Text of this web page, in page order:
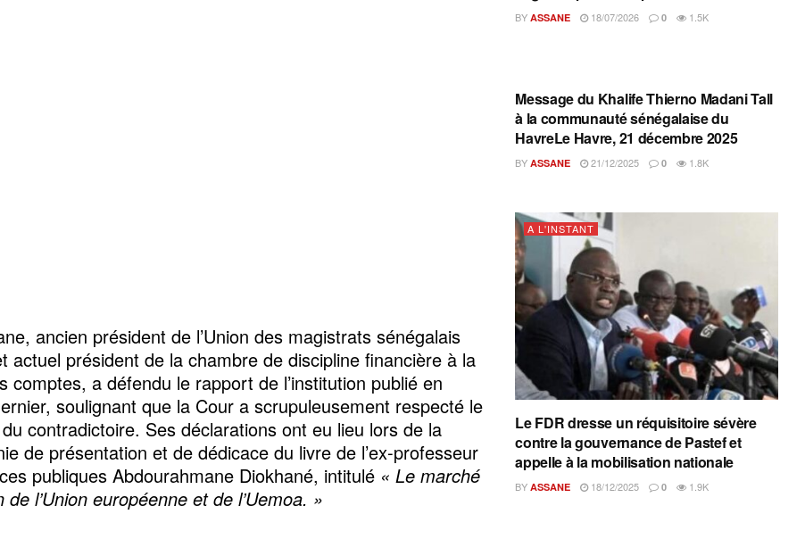
ancien président de l’Union des magistrats sénégalais
actuel président de la chambre de discipline financière à la
comptes, a défendu le rapport de l’institution publié en
soulignant que la Cour a scrupuleusement respecté le
contradictoire. Ses déclarations ont eu lieu lors de la
de présentation et de dédicace du livre de l’ex-professeur
publiques Abdourahmane Diokhané, intitulé « Le marché
de l’Union européenne et de l’Uemoa. »
BY ASSANE 18/07/2026 0 1.5K
A L'INSTANT
Message du Khalife Thierno Madani Tall
à la communauté sénégalaise du
HavreLe Havre, 21 décembre 2025
BY ASSANE 21/12/2025 0 1.8K
A L'INSTANT
Le FDR dresse un réquisitoire sévère
contre la gouvernance de Pastef et
appelle à la mobilisation nationale
BY ASSANE 18/12/2025 0 1.9K